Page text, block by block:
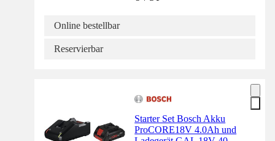
Online bestellbar
Reservierbar
Starter Set Bosch Akku
ProCORE18V 4.0Ah und